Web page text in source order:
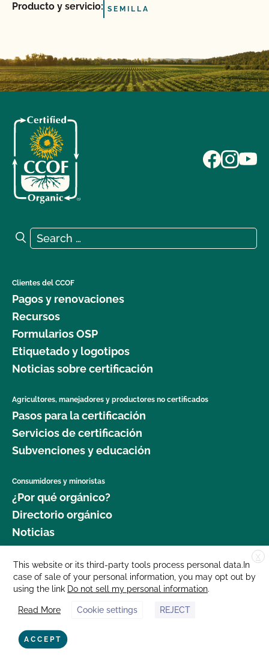
Producto y servicio: SEMILLA
Search for:
Search
Clientes del CCOF
Pagos y renovaciones
Recursos
Formularios OSP
Etiquetado y logotipos
Noticias sobre certificación
Agricultores, manejadores y productores no certificados
Pasos para la certificación
Servicios de certificación
Subvenciones y educación
Consumidores y minoristas
¿Por qué orgánico?
Directorio orgánico
Noticias
Donar
Carreras profesionales
Sala de prensa
Contáctenos
877 Cedar Street, Suite 248, Santa Cruz, CA 95060 © 2025 CCOF.org
X
This website or its third-party tools process personal data.In
case of sale of your personal information, you may opt out by
using the link Do not sell my personal information.
Read More Cookie settings REJECT
ACCEPT